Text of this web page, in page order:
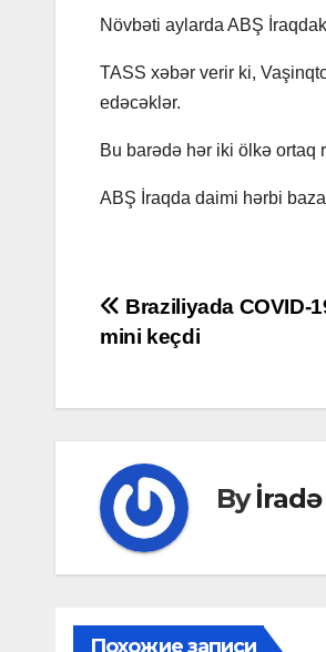
Növbəti aylarda ABŞ
TASS xəbər verir ki,
edəcəklər.
Bu barədə hər iki ölkə ortaq
ABŞ İraqda daimi hərbi
Post
navigation
Braziliyada COVID-
mini keçdi
By
Похожие записи